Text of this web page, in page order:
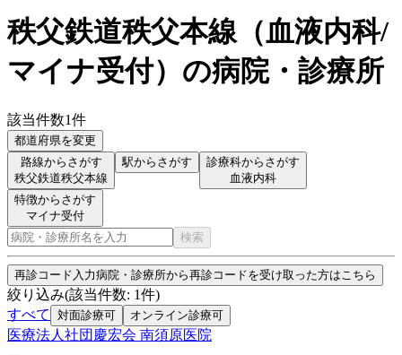
秩父鉄道秩父本線（血液内科/
マイナ受付） の病院・診療所
該当件数1件
都道府県を変更
路線からさがす
秩父鉄道秩父本線
駅からさがす
診療科からさがす
血液内科
特徴からさがす
マイナ受付
検索
再診コード入力病院・診療所から再診コードを受け取った方はこちら
絞り込み(該当件数: 1件)
すべて
対面診療可 オンライン診療可
医療法人社団慶宏会 南須原医院